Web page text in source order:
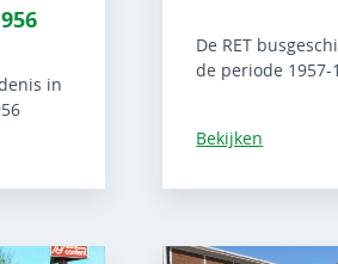
in
De RET
de periode 1957-
Bekijken